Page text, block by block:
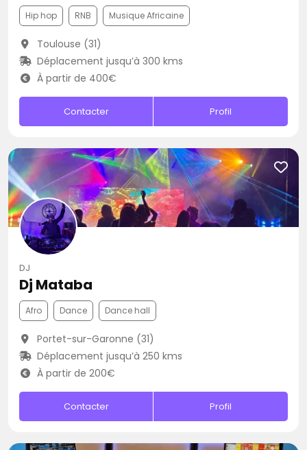
Hip hop RNB Musique Africaine
Toulouse (31)
Déplacement jusqu’à 300 kms
À partir de 400€
Contacter Profil
DJ
Dj Mataba
Afro Dance Dance hall
Portet-sur-Garonne (31)
Déplacement jusqu’à 250 kms
À partir de 200€
Contacter Profil